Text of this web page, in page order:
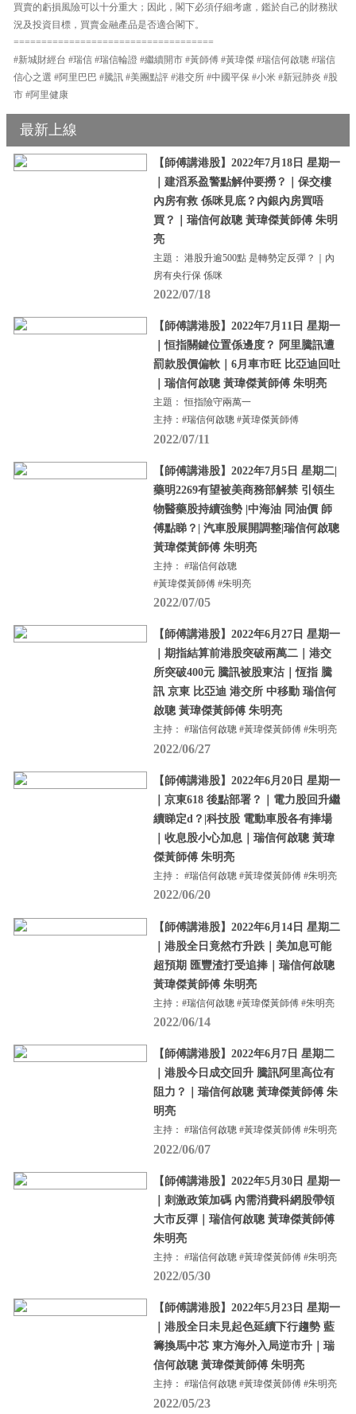
買賣的虧損風險可以十分重大；因此，閣下必須仔細考慮，鑑於自己的財務狀
況及投資目標，買賣金融產品是否適合閣下。
====================================
#新城財經台 #瑞信 #瑞信輪證 #繼續開市 #黃師傅 #黃瑋傑 #瑞信何啟聰 #瑞信
信心之選 #阿里巴巴 #騰訊 #美團點評 #港交所 #中國平保 #小米 #新冠肺炎 #股
市 #阿里健康
最新上線
【師傅講港股】2022年7月18日 星期一
｜建滔系盈警點解仲要撈？｜保交樓
內房有救 係咪見底？內銀內房買唔
買？｜瑞信何啟聰 黃瑋傑黃師傅 朱明
亮
主題： 港股升逾500點 是轉勢定反彈？｜內
房有央行保 係咪
2022/07/18
【師傅講港股】2022年7月11日 星期一
｜恒指關鍵位置係邊度？ 阿里騰訊遭
罰款股價偏軟｜6月車市旺 比亞迪回吐
｜瑞信何啟聰 黃瑋傑黃師傅 朱明亮
主題： 恒指險守兩萬一
主持：#瑞信何啟聰 #黃瑋傑黃師傅
2022/07/11
【師傅講港股】2022年7月5日 星期二|
藥明2269有望被美商務部解禁 引領生
物醫藥股持續強勢 |中海油 同油價 師
傅點睇？| 汽車股展開調整|瑞信何啟聰
黃瑋傑黃師傅 朱明亮
主持： #瑞信何啟聰
#黃瑋傑黃師傅 #朱明亮
2022/07/05
【師傅講港股】2022年6月27日 星期一
｜期指結算前港股突破兩萬二｜港交
所突破400元 騰訊被股東沽｜恆指 騰
訊 京東 比亞迪 港交所 中移動 瑞信何
啟聰 黃瑋傑黃師傅 朱明亮
主持： #瑞信何啟聰 #黃瑋傑黃師傅 #朱明亮
2022/06/27
【師傅講港股】2022年6月20日 星期一
｜京東618 後點部署？｜電力股回升繼
續睇定d？|科技股 電動車股各有捧場
｜收息股小心加息｜瑞信何啟聰 黃瑋
傑黃師傅 朱明亮
主持： #瑞信何啟聰 #黃瑋傑黃師傅 #朱明亮
2022/06/20
【師傅講港股】2022年6月14日 星期二
｜港股全日竟然冇升跌｜美加息可能
超預期 匯豐渣打受追捧｜瑞信何啟聰
黃瑋傑黃師傅 朱明亮
主持：#瑞信何啟聰 #黃瑋傑黃師傅 #朱明亮
2022/06/14
【師傅講港股】2022年6月7日 星期二
｜港股今日成交回升 騰訊阿里高位有
阻力？｜瑞信何啟聰 黃瑋傑黃師傅 朱
明亮
主持： #瑞信何啟聰 #黃瑋傑黃師傅 #朱明亮
2022/06/07
【師傅講港股】2022年5月30日 星期一
｜刺激政策加碼 內需消費科網股帶領
大市反彈｜瑞信何啟聰 黃瑋傑黃師傅
朱明亮
主持： #瑞信何啟聰 #黃瑋傑黃師傅 #朱明亮
2022/05/30
【師傅講港股】2022年5月23日 星期一
｜港股全日未見起色延續下行趨勢 藍
籌換馬中芯 東方海外入局逆市升｜瑞
信何啟聰 黃瑋傑黃師傅 朱明亮
主持： #瑞信何啟聰 #黃瑋傑黃師傅 #朱明亮
2022/05/23